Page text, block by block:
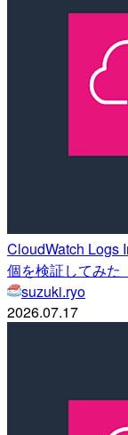
CloudWatch Logs
個を検証してみた
suzuki.ryo
2026.07.17